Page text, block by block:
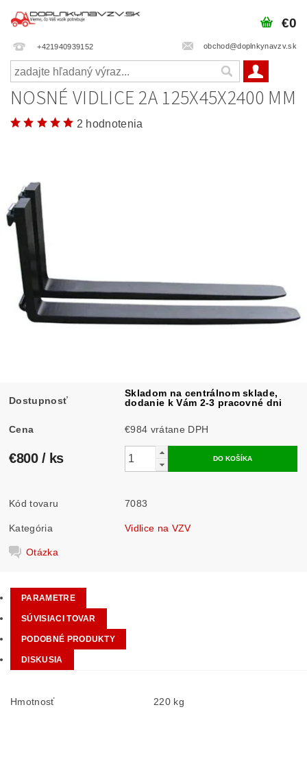
+421940939152 obchod@doplnkynavzv.sk
€0
NOSNÉ VIDLICE 2A 125X45X2400 MM
2 hodnotenia
Dostupnosť
Skladom na centrálnom sklade,
dodanie k Vám 2-3 pracovné dni
Cena €984 vrátane DPH
€800 / ks
Kód tovaru 7083
Kategória Vidlice na VZV
Otázka
PARAMETRE
SÚVISIACI TOVAR
PODOBNÉ PRODUKTY
DISKUSIA
Hmotnosť 220 kg